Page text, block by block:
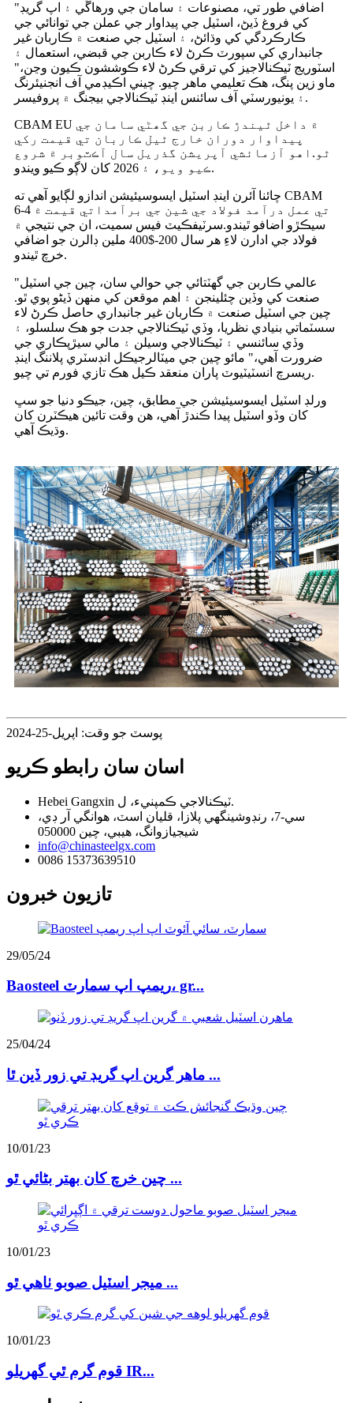
"اضافي طور تي، مصنوعات ۽ سامان جي ورهاڱي ۽ اپ گريڊ
کي فروغ ڏيڻ، اسٽيل جي پيداوار جي عملن جي توانائي جي
ڪارڪردگي کي وڌائڻ، ۽ اسٽيل جي صنعت ۾ ڪاربان غير
جانبداري کي سپورٽ ڪرڻ لاء ڪاربن جي قبضي، استعمال ۽
اسٽوريج ٽيڪنالاجيز کي ترقي ڪرڻ لاء ڪوششون ڪيون وڃن،"
ماو زين پنگ، هڪ تعليمي ماهر چيو. چيني اڪيڊمي آف انجنيئرنگ
۽ يونيورسٽي آف سائنس اينڊ ٽيڪنالاجي بيجنگ ۾ پروفيسر.
CBAM EU ۾ داخل ٿيندڙ ڪاربن جي گھڻي سامان جي
پيداوار دوران خارج ٿيل ڪاربان تي قيمت رکي
ٿو.اهو آزمائشي آپريشن گذريل سال آڪٽوبر ۾ شروع
ڪيو ويو، ۽ 2026 کان لاڳو ڪيو ويندو.
چائنا آئرن اينڊ اسٽيل ايسوسيئيشن اندازو لڳايو آهي ته CBAM
تي عمل درآمد فولاد جي شين جي برآمداتي قيمت ۾ 4-6
سيڪڙو اضافو ٿيندو.سرٽيفڪيٽ فيس سميت، ان جي نتيجي ۾
فولاد جي ادارن لاءِ هر سال 200-$400 ملين ڊالرن جو اضافي
خرچ ٿيندو.
"عالمي ڪاربن جي گھٽتائي جي حوالي سان، چين جي اسٽيل
صنعت کي وڏين چئلينجن ۽ اهم موقعن کي منهن ڏيڻو پوي ٿو.
چين جي اسٽيل صنعت ۾ ڪاربان غير جانبداري حاصل ڪرڻ لاء
سسٽماتي بنيادي نظريا، وڏي ٽيڪنالاجي جدت جو هڪ سلسلو، ۽
وڏي سائنسي ۽ ٽيڪنالاجي وسيلن ۽ مالي سيڙپڪاري جي
ضرورت آهي،" مائو چين جي ميٽالرجيڪل انڊسٽري پلاننگ اينڊ
ريسرچ انسٽيٽيوٽ پاران منعقد ڪيل هڪ تازي فورم تي چيو.
ورلڊ اسٽيل ايسوسيئيشن جي مطابق، چين، جيڪو دنيا جو سڀ
کان وڏو اسٽيل پيدا ڪندڙ آهي، هن وقت تائين هيڪٽرن کان
وڌيڪ آهي.
پوسٽ جو وقت: اپريل-25-2024
اسان سان رابطو ڪريو
Hebei Gangxin ٽيڪنالاجي ڪمپنيء، ل.
سي-7، رنڊوشينگھي پلازا، قليان اسٽ، هوانگي آر ڊي،
شيجيازوانگ، هيبي، چين 050000
info@chinasteelgx.com
0086 15373639510
تازيون خبرون
29/05/24
Baosteel ريمپ اپ سمارٽ، gr...
25/04/24
ماهر گرين اپ گريڊ تي زور ڏين ٿا ...
10/01/23
چين خرچ کان بهتر بڻائي ٿو ...
10/01/23
ميجر اسٽيل صوبو ٺاهي ٿو ...
10/01/23
قوم گرم ٿي گهريلو IR...